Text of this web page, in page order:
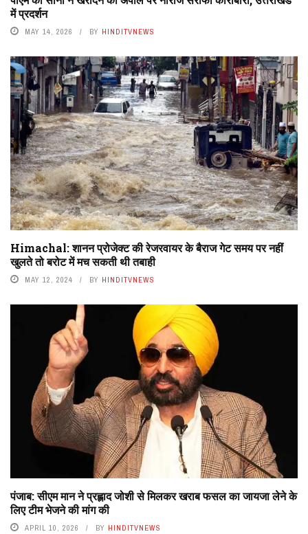
में प्रदर्शन
MAY 14, 2026 BY HINDITVNEWS
Himachal: शानन प्रोजेक्ट की रेजरवायर के बैराज गेट समय पर नहीं
खुलते तो बरोट में मच सकती थी तबाही
MAY 12, 2024 BY HINDITVNEWS
पंजाब: सीएम मान ने प्रह्लाद जोशी से मिलकर खराब फसल का जायजा लेने के
लिए टीम भेजने की मांग की
APRIL 10, 2026 BY HINDITVNEWS